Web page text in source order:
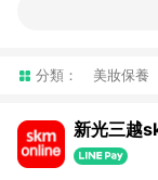
分類： 美妝保養
新光三越